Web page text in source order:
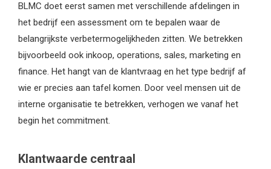
BLMC doet eerst samen met verschillende afdelingen in
het bedrijf een assessment om te bepalen waar de
belangrijkste verbetermogelijkheden zitten. We betrekken
bijvoorbeeld ook inkoop, operations, sales, marketing en
finance. Het hangt van de klantvraag en het type bedrijf af
wie er precies aan tafel komen. Door veel mensen uit de
interne organisatie te betrekken, verhogen we vanaf het
begin het commitment.
Klantwaarde centraal